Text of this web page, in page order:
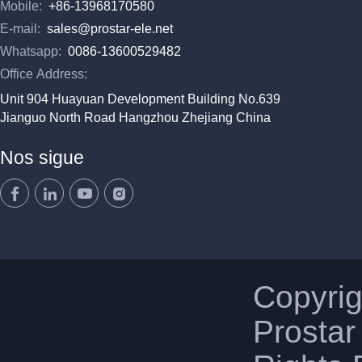
Mobile: +86-13968170580
E-mail: sales@prostar-ele.net
Whatsapp: 0086-13600529482
Office Address:
Unit 904 Huayuan Development Building No.639
Jianguo North Road Hangzhou Zhejiang China
Nos sigue